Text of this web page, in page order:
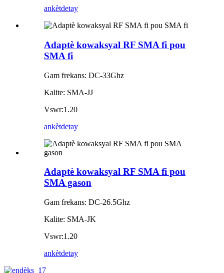
ankètdetay
Adaptè kowaksyal RF SMA fi pou
SMA fi
Gam frekans: DC-33Ghz
Kalite: SMA-JJ
Vswr:1.20
ankètdetay
Adaptè kowaksyal RF SMA fi pou
SMA gason
Gam frekans: DC-26.5Ghz
Kalite: SMA-JK
Vswr:1.20
ankètdetay